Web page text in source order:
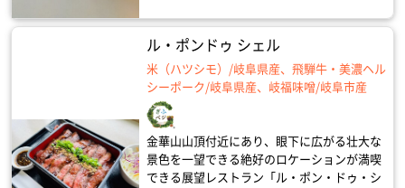
ル・ポンドゥ シェル
米（ハツシモ）/岐阜県産、飛騨牛・美濃ヘル
シーポーク/岐阜県産、岐福味噌/岐阜市産
金華山山頂付近にあり、眼下に広がる壮大な
景色を一望できる絶好のロケーションが満喫
できる展望レストラン「ル・ポン・ドゥ・シ